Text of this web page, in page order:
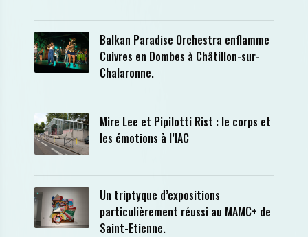
Balkan Paradise Orchestra enflamme
Cuivres en Dombes à Châtillon-sur-
Chalaronne.
Mire Lee et Pipilotti Rist : le corps et
les émotions à l’IAC
Un triptyque d’expositions
particulièrement réussi au MAMC+ de
Saint-Etienne.